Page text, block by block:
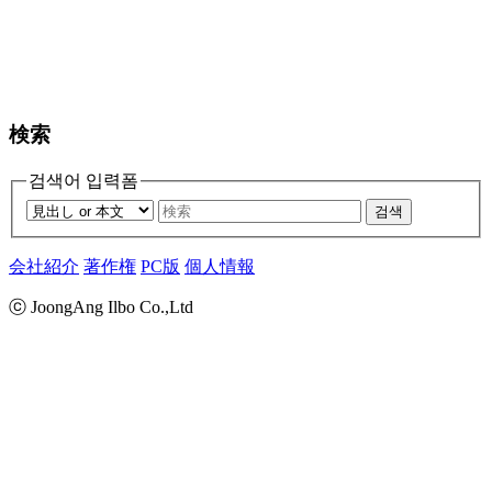
検索
검색어 입력폼
검색
会社紹介 著作権 PC版 個人情報
ⓒ JoongAng Ilbo Co.,Ltd